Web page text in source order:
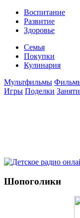
Воспитание
Развитие
Здоровье
Семья
Покупки
Кулинария
Мультфильмы
Игры Поделки
Шопоголики